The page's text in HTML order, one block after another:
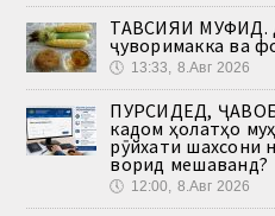
ТАВСИЯИ МУФИД.
ҷуворимакка ва
🕔 13:33, 8.Авг 2026
ПУРСИДЕД,
кадом ҳолатҳо
рӯйхати шахсони
ворид мешаванд?
🕔 12:00, 8.Авг 2026